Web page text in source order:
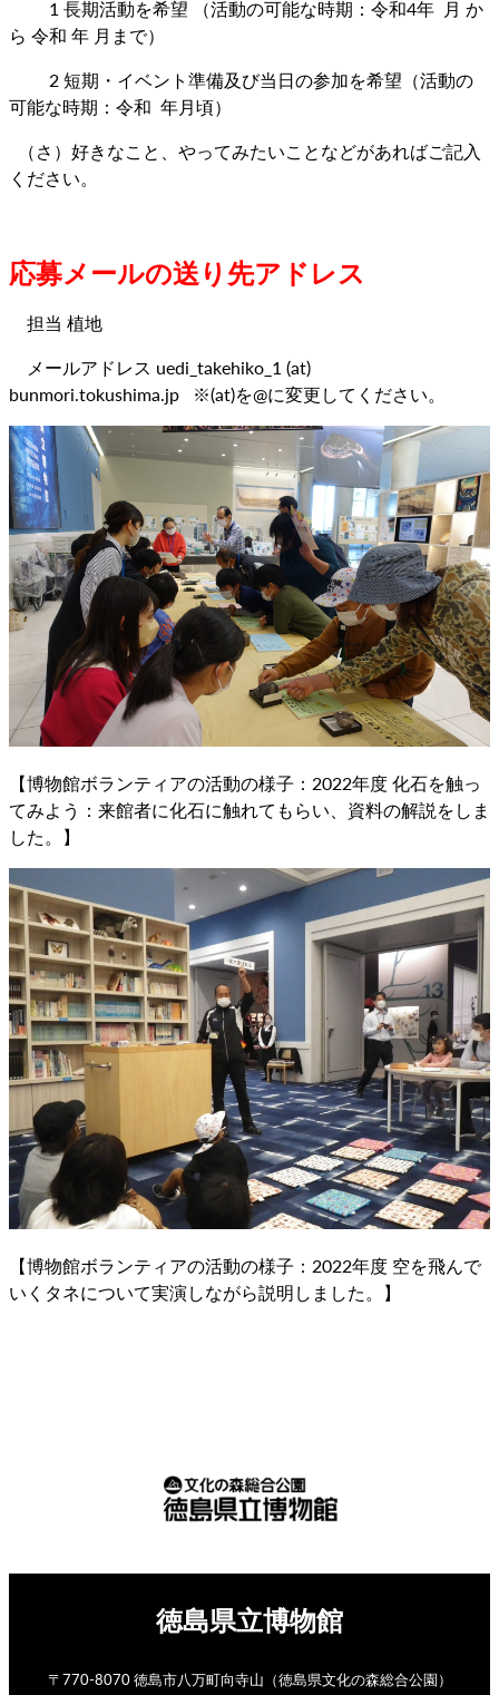
1 長期活動を希望 （活動の可能な時期：令和4年 月 か
ら 令和 年 月まで）
2 短期・イベント準備及び当日の参加を希望（活動の
可能な時期：令和 年月頃）
（さ）好きなこと、やってみたいことなどがあればご記入
ください。
応募メールの送り先アドレス
担当 植地
メールアドレス uedi_takehiko_1 (at)
bunmori.tokushima.jp ※(at)を@に変更してください。
【博物館ボランティアの活動の様子：2022年度 化石を触っ
てみよう：来館者に化石に触れてもらい、資料の解説をしま
した。】
【博物館ボランティアの活動の様子：2022年度 空を飛んで
いくタネについて実演しながら説明しました。】
徳島県立博物館
〒770-8070 徳島市八万町向寺山（徳島県文化の森総合公園）